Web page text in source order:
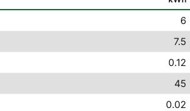
6
7.5
0.12
45
0.02